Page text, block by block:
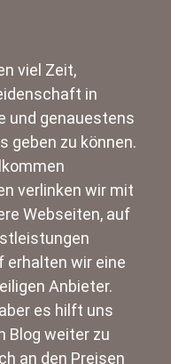
viel Zeit,
in
und genauestens
geben zu können.
verlinken wir mit
Webseiten, auf
erhalten wir eine
Anbieter.
es hilft uns
Blog weiter zu
an den Preisen